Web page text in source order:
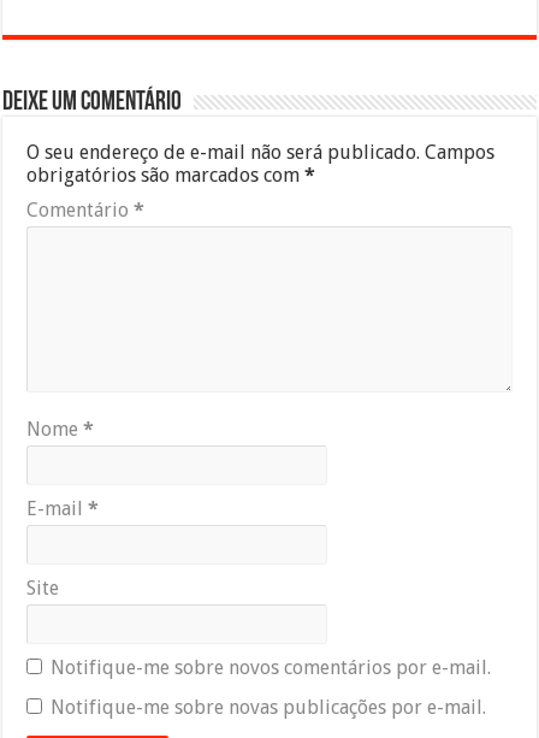
Deixe um comentário
O seu endereço de e-mail não será publicado. Campos
obrigatórios são marcados com*
Comentário*
Nome*
E-mail*
Site
Notifique-me sobre novos comentários por e-mail.
Notifique-me sobre novas publicações por e-mail.